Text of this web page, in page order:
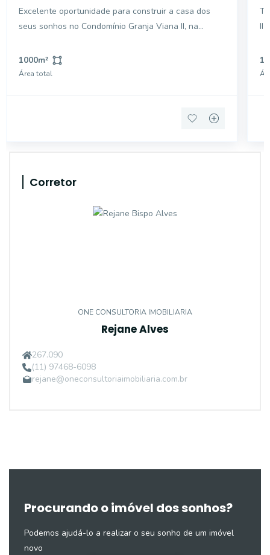
Excelente oportunidade para construir a casa dos
seus sonhos no Condomínio Granja Viana II, na
terreno em aclive oferece um projeto arquitetônico
diferenciado, valorizando a vista, a iluminação
1000m²
Área total
II
Corretor
ONE CONSULTORIA IMOBILIARIA
Rejane Alves
267.090
(11) 97468-6098
rejane@oneconsultoriaimobiliaria.com.br
Procurando o imóvel dos sonhos?
Podemos ajudá-lo a realizar o seu sonho de um imóvel
novo